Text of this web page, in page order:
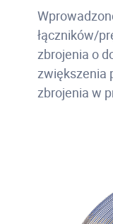
łączników/
zbrojenia o
zwiększenia
zbrojenia w